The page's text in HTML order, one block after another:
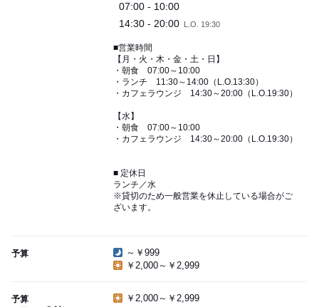
07:00 - 10:00
14:30 - 20:00 L.O. 19:30
■営業時間
【月・火・木・金・土・日】
・朝食 07:00～10:00
・ランチ 11:30～14:00（L.O.13:30）
・カフェラウンジ 14:30～20:00（L.O.19:30）
【水】
・朝食 07:00～10:00
・カフェラウンジ 14:30～20:00（L.O.19:30）
■ 定休日
ランチ／水
※貸切のため一般営業を休止している場合がご
ざいます。
予算
～￥999
￥2,000～￥2,999
予算
￥2,000～￥2,999